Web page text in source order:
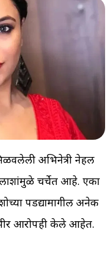
अभिनेत्री नेहल
चर्चेत आहे. एका
पडद्यामागील अनेक
आरोपही केले आहेत.